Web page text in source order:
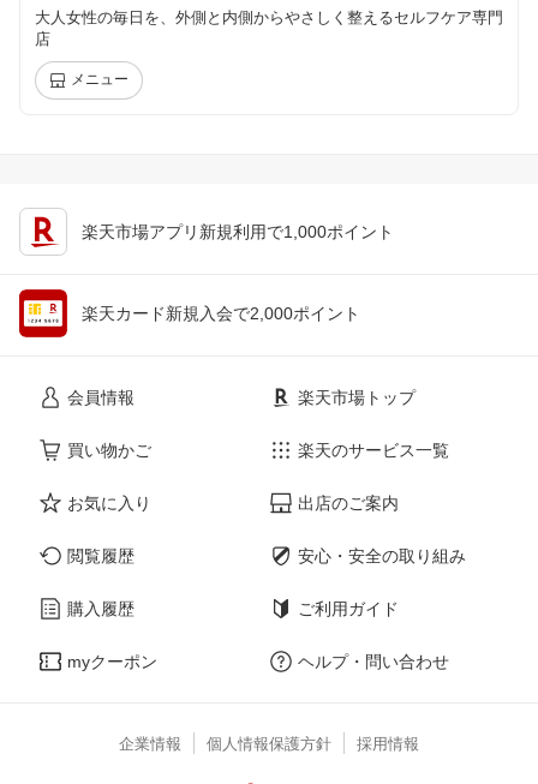
大人女性の毎日を、外側と内側からやさしく整えるセルフケア専門
店
メニュー
楽天市場アプリ新規利用で1,000ポイント
楽天カード新規入会で2,000ポイント
会員情報
買い物かご
お気に入り
閲覧履歴
購入履歴
myクーポン
楽天市場トップ
楽天のサービス一覧
出店のご案内
安心・安全の取り組み
ご利用ガイド
ヘルプ・問い合わせ
企業情報 個人情報保護方針 採用情報